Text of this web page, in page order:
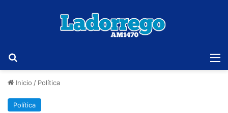
Inicio / Política
Política